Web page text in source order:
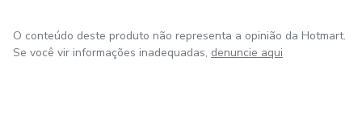
O conteúdo deste produto não representa a opinião da Hotmart.
Se você vir informações inadequadas, denuncie aqui